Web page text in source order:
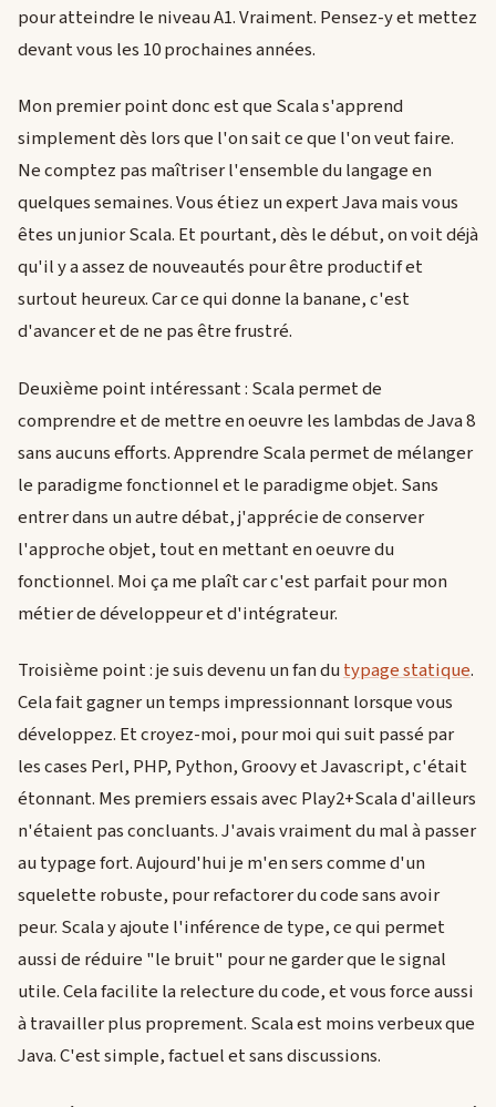
pour atteindre le niveau A1. Vraiment. Pensez-y et mettez
devant vous les 10 prochaines années.
Mon premier point donc est que Scala s'apprend
simplement dès lors que l'on sait ce que l'on veut faire.
Ne comptez pas maîtriser l'ensemble du langage en
quelques semaines. Vous étiez un expert Java mais vous
êtes un junior Scala. Et pourtant, dès le début, on voit déjà
qu'il y a assez de nouveautés pour être productif et
surtout heureux. Car ce qui donne la banane, c'est
d'avancer et de ne pas être frustré.
Deuxième point intéressant : Scala permet de
comprendre et de mettre en oeuvre les lambdas de Java 8
sans aucuns efforts. Apprendre Scala permet de mélanger
le paradigme fonctionnel et le paradigme objet. Sans
entrer dans un autre débat, j'apprécie de conserver
l'approche objet, tout en mettant en oeuvre du
fonctionnel. Moi ça me plaît car c'est parfait pour mon
métier de développeur et d'intégrateur.
Troisième point : je suis devenu un fan dutypage statique.
Cela fait gagner un temps impressionnant lorsque vous
développez. Et croyez-moi, pour moi qui suit passé par
les cases Perl, PHP, Python, Groovy et Javascript, c'était
étonnant. Mes premiers essais avec Play2+Scala d'ailleurs
n'étaient pas concluants. J'avais vraiment du mal à passer
au typage fort. Aujourd'hui je m'en sers comme d'un
squelette robuste, pour refactorer du code sans avoir
peur. Scala y ajoute l'inférence de type, ce qui permet
aussi de réduire "le bruit" pour ne garder que le signal
utile. Cela facilite la relecture du code, et vous force aussi
à travailler plus proprement. Scala est moins verbeux que
Java. C'est simple, factuel et sans discussions.